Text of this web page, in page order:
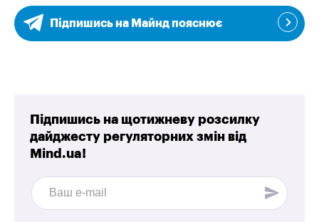
Підпишись на Майнд пояснює
Підпишись на щотижневу розсилку
дайджесту регуляторних змін від
Mind.ua!